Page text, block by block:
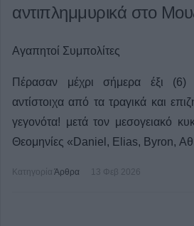
αντιπλημμυρικά στο
Αγαπητοί Συμπολίτες
Πέρασαν μέχρι σήμερα έξι (6)
αντίστοιχα από τα τραγικά και
γεγονότα! μετά τον μεσογειακό
Θεομηνίες «Daniel, Elias, Byron,
Κατηγορία Άρθρα 13 Φεβ 2026